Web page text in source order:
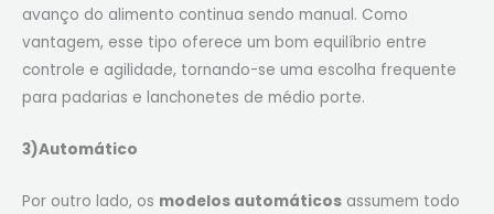
avanço do alimento continua sendo manual. Como
vantagem, esse tipo oferece um bom equilíbrio entre
controle e agilidade, tornando-se uma escolha frequente
para padarias e lanchonetes de médio porte.
3)Automático
Por outro lado, os modelos automáticos assumem todo